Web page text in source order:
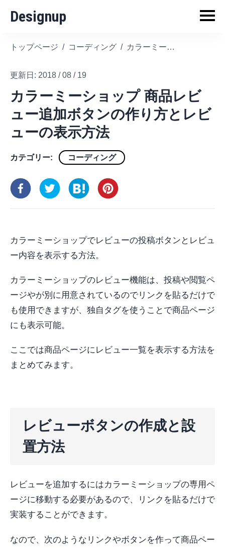
Designup
トップページ / コーディング / カラーミーショップ 商品レビュー追加ボタンの作り方とレビューの表示方法
更新日: 2018 / 08 / 19
カラーミーショップ 商品レビ
ュー追加ボタンの作り方とレビ
ューの表示方法
カテゴリー: コーディング
カラーミーショップでレビューの投稿ボタンとレビュ
ー内容を表示する方法。
カラーミーショップのレビュー機能は、投稿や閲覧ペ
ージやが別に用意されているのでリンクを貼るだけで
も使用できますが、独自タグを使うことで商品ページ
にも表示可能。
ここでは商品ページにレビュー一覧を表示する方法を
まとめてみます。
レビューボタンの作成と設
置方法
レビューを追加するにはカラーミーショップの専用ペ
ージに移動する必要があるので、リンクを貼るだけで
実装することができます。
なので、次のようなリンクやボタンを作って商品ペー